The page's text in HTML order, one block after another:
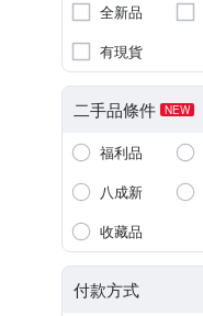
全新品
有現貨
二手品條件 NEW
福利品
八成新
收藏品
付款方式